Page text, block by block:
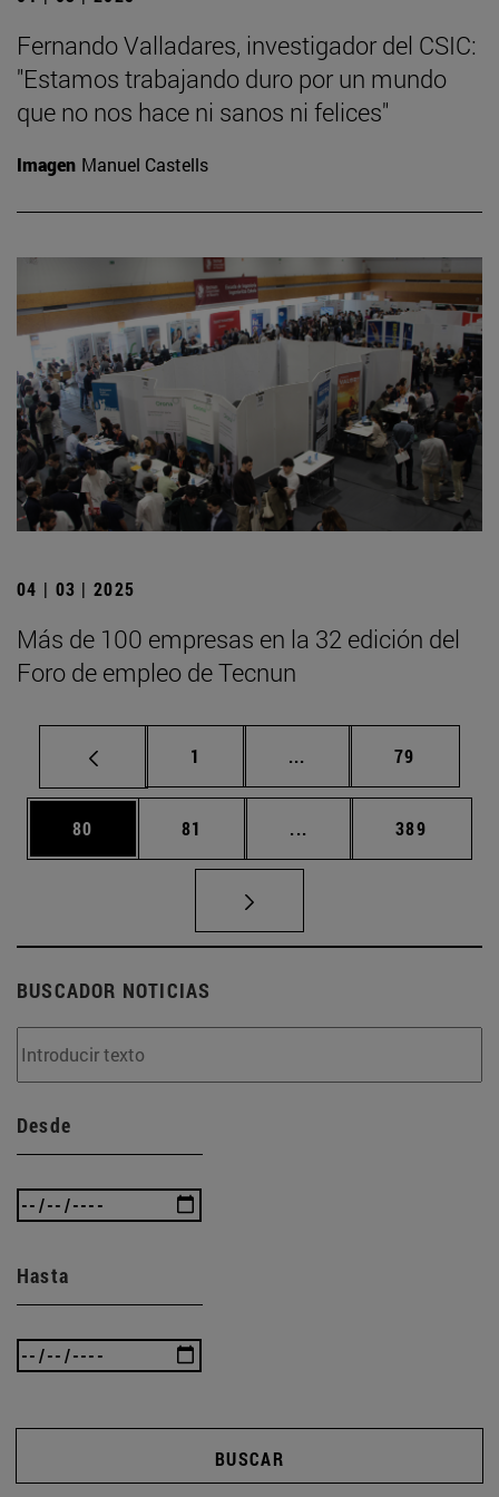
Fernando Valladares, investigador del CSIC:
"Estamos trabajando duro por un mundo
que no nos hace ni sanos ni felices"
Imagen Manuel Castells
04 | 03 | 2025
Más de 100 empresas en la 32 edición del
Foro de empleo de Tecnun
Página
1 ... Páginas intermedias
Página
79
Página
80 Página
81 ... Páginas intermedias
Página
389
BUSCADOR NOTICIAS
Desde
Hasta
BUSCAR